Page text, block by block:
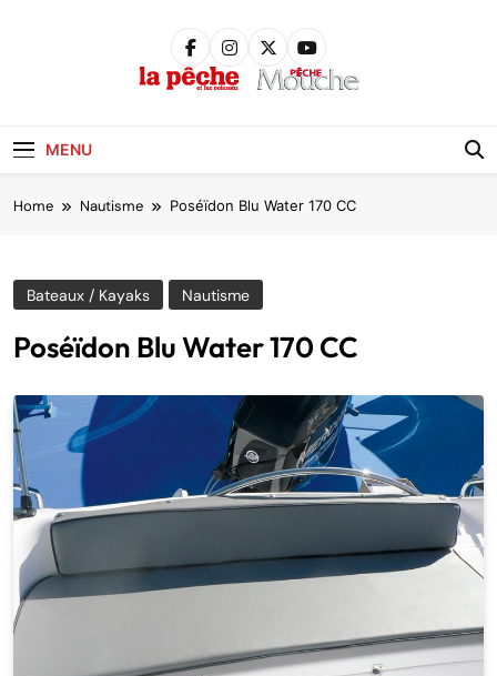
MENU
Home Nautisme Poséïdon Blu Water 170 CC
Bateaux / Kayaks Nautisme
Poséïdon Blu Water 170 CC